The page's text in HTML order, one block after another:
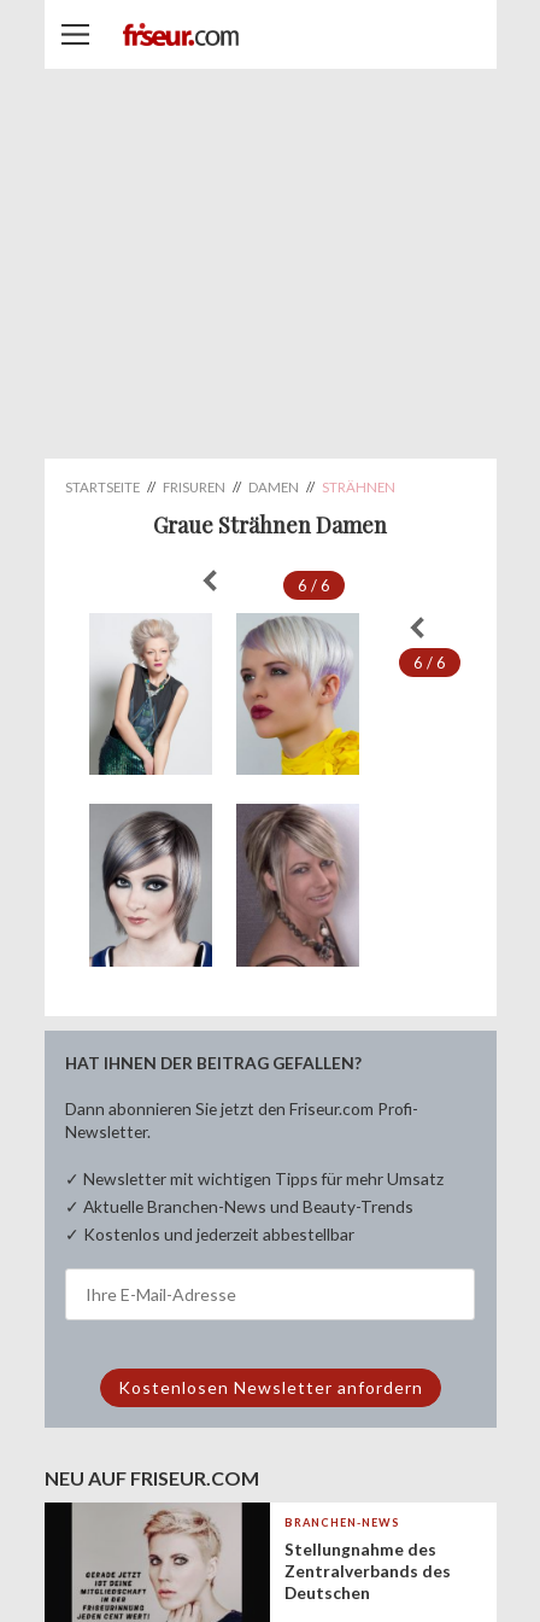
STARTSEITE // FRISUREN // DAMEN // STRÄHNEN
Graue Strähnen Damen
6 / 6
6 / 6
HAT IHNEN DER BEITRAG GEFALLEN?
Dann abonnieren Sie jetzt den Friseur.com Profi-
Newsletter.
✓ Newsletter mit wichtigen Tipps für mehr Umsatz
✓ Aktuelle Branchen-News und Beauty-Trends
✓ Kostenlos und jederzeit abbestellbar
NEU AUF FRISEUR.COM
BRANCHEN-NEWS
Stellungnahme des
Zentralverbands des
Deutschen